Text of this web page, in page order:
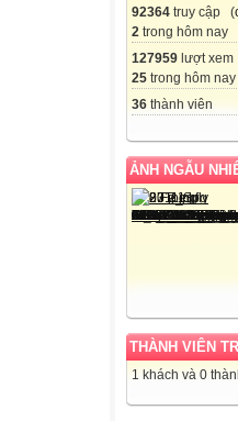
92364 truy cập (
2 trong hôm nay
127959 lượt xem
25 trong hôm nay
36 thành viên
ẢNH NGẪU
THÀNH VIÊN
1 khách và 0